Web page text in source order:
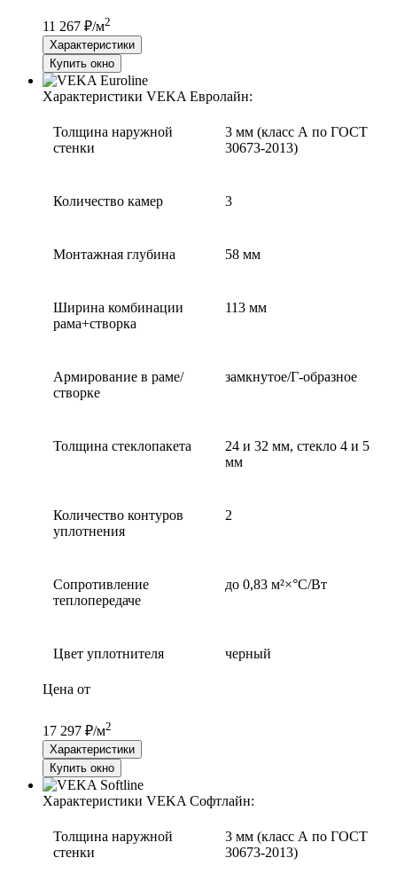
11 267 ₽/м2
Характеристики
Купить окно
Характеристики VEKA Евролайн:
Толщина наружной
стенки
3 мм (класс А по ГОСТ
30673-2013)
Количество камер 3
Монтажная глубина 58 мм
Ширина комбинации
рама+створка
113 мм
Армирование в раме/
створке
замкнутое/Г-образное
Толщина стеклопакета
24 и 32 мм, стекло 4 и 5
мм
Количество контуров
уплотнения
2
Сопротивление
теплопередаче
до 0,83 м²×°С/Вт
Цвет уплотнителя черный
Цена от
17 297 ₽/м2
Характеристики
Купить окно
Характеристики VEKA Софтлайн:
Толщина наружной
стенки
3 мм (класс А по ГОСТ
30673-2013)